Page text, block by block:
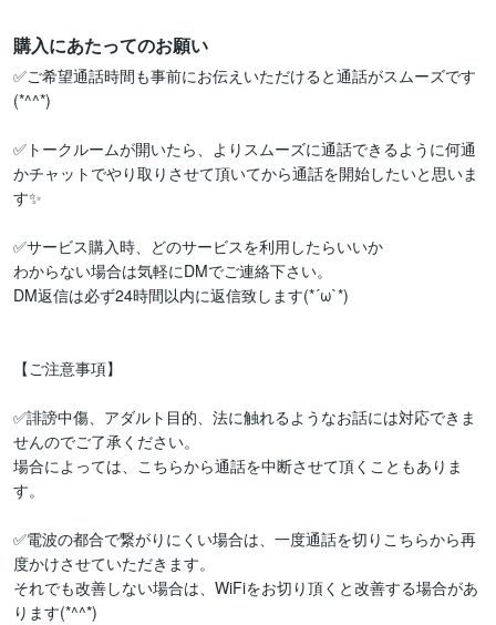
購入にあたってのお願い
✅ご希望通話時間も事前にお伝えいただけると通話がスムーズです
(*^^*)
✅トークルームが開いたら、よりスムーズに通話できるように何通
かチャットでやり取りさせて頂いてから通話を開始したいと思いま
す✨
✅サービス購入時、どのサービスを利用したらいいか
わからない場合は気軽にDMでご連絡下さい。
DM返信は必ず24時間以内に返信致します(*´ω`*)
【ご注意事項】
✅誹謗中傷、アダルト目的、法に触れるようなお話には対応できま
せんのでご了承ください。
場合によっては、こちらから通話を中断させて頂くこともありま
す。
✅電波の都合で繋がりにくい場合は、一度通話を切りこちらから再
度かけさせていただきます。
それでも改善しない場合は、WiFiをお切り頂くと改善する場合があ
ります(*^^*)